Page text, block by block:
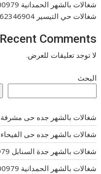
شغالات بالشهر الحمدانية 0571400979
شغالات حي التيسير 0562346904
Recent Comments
لا توجد تعليقات للعرض.
البحث
شغالات بالشهر جده حى مشرفة 0577265649
شغالات بالشهر جده حى الفيحاء 0577265649
شغالات بالشهر جدة السنابل 0571400979
شغالات بالشهر الحمدانية 0571400979